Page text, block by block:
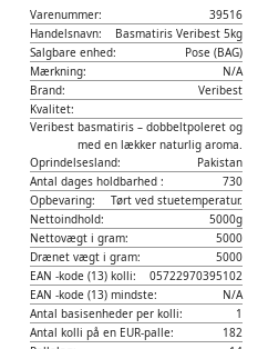
Varenummer:
39516
Handelsnavn:
Basmatiris Veribest 5kg
Salgbare enhed:
Pose (BAG)
Mærkning:
N/A
Brand:
Veribest
Kvalitet:
Veribest basmatiris – dobbeltpoleret og
med en lækker naturlig aroma.
Oprindelsesland:
Pakistan
Antal dages holdbarhed :
730
Opbevaring:
Tørt ved stuetemperatur.
Nettoindhold:
5000g
Nettovægt i gram:
5000
Drænet vægt i gram:
5000
EAN -kode (13) kolli:
05722970395102
EAN -kode (13) mindste:
N/A
Antal basisenheder per kolli:
1
Antal kolli på en EUR-palle:
182